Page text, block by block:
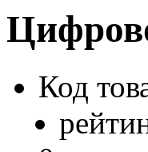
Код